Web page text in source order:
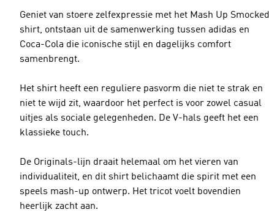
Geniet van stoere zelfexpressie met het Mash Up Smocked
shirt, ontstaan uit de samenwerking tussen adidas en
Coca-Cola die iconische stijl en dagelijks comfort
samenbrengt.
Het shirt heeft een reguliere pasvorm die niet te strak en
niet te wijd zit, waardoor het perfect is voor zowel casual
uitjes als sociale gelegenheden. De V-hals geeft het een
klassieke touch.
De Originals-lijn draait helemaal om het vieren van
individualiteit, en dit shirt belichaamt die spirit met een
speels mash-up ontwerp. Het tricot voelt bovendien
heerlijk zacht aan.